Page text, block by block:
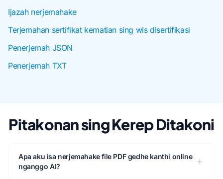
Ijazah nerjemahake
Terjemahan sertifikat kematian sing wis disertifikasi
Penerjemah JSON
Penerjemah TXT
Pitakonan sing Kerep Ditakoni
Apa aku isa nerjemahake file PDF gedhe kanthi online
nganggo AI?